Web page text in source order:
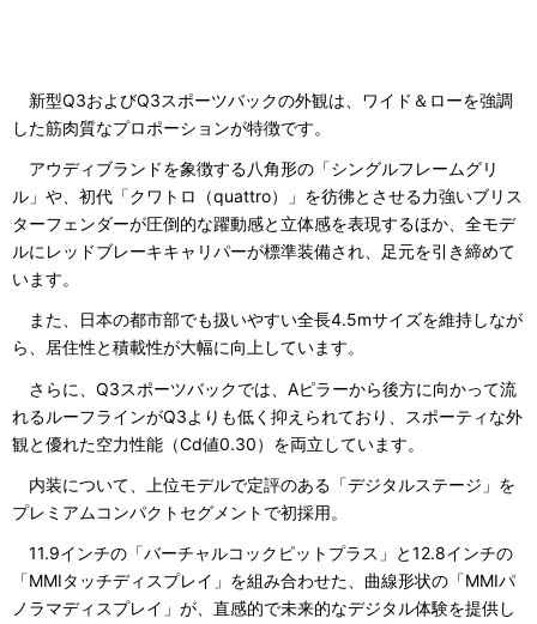
新型Q3およびQ3スポーツバックの外観は、ワイド＆ローを強調
した筋肉質なプロポーションが特徴です。
アウディブランドを象徴する八角形の「シングルフレームグリ
ル」や、初代「クワトロ（quattro）」を彷彿とさせる力強いブリス
ターフェンダーが圧倒的な躍動感と立体感を表現するほか、全モデ
ルにレッドブレーキキャリパーが標準装備され、足元を引き締めて
います。
また、日本の都市部でも扱いやすい全長4.5mサイズを維持しなが
ら、居住性と積載性が大幅に向上しています。
さらに、Q3スポーツバックでは、Aピラーから後方に向かって流
れるルーフラインがQ3よりも低く抑えられており、スポーティな外
観と優れた空力性能（Cd値0.30）を両立しています。
内装について、上位モデルで定評のある「デジタルステージ」を
プレミアムコンパクトセグメントで初採用。
11.9インチの「バーチャルコックピットプラス」と12.8インチの
「MMIタッチディスプレイ」を組み合わせた、曲線形状の「MMIパ
ノラマディスプレイ」が、直感的で未来的なデジタル体験を提供し